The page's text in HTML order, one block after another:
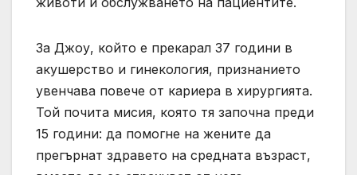
За Джоу, който е прекарал 37 години в
акушерство и гинекология, признанието
увенчава повече от кариера в хирургията.
Той почита мисия, която тя започна преди
15 години: да помогне на жените да
прегърнат здравето на средната възраст,